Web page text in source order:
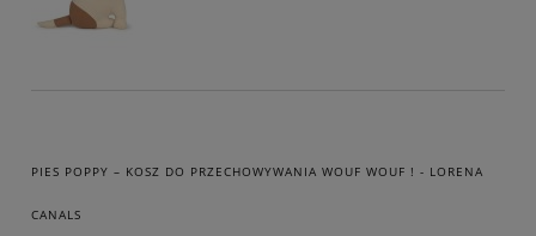
PIES POPPY – KOSZ DO PRZECHOWYWANIA WOUF WOUF ! - LORENA
CANALS